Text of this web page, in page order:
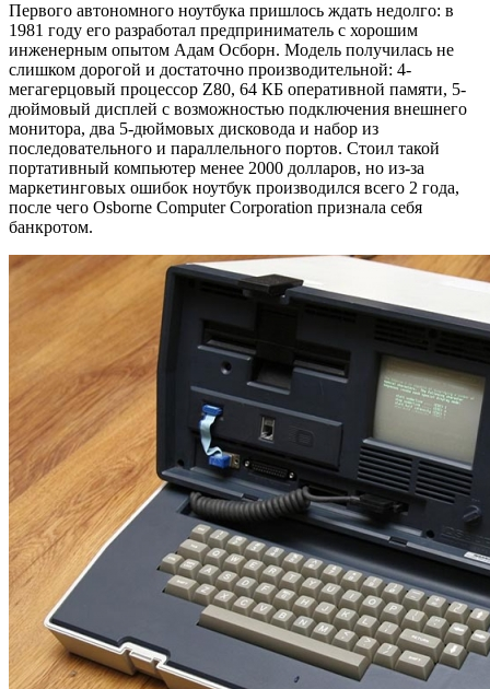
Первого автономного ноутбука пришлось ждать недолго: в
1981 году его разработал предприниматель с хорошим
инженерным опытом Адам Осборн. Модель получилась не
слишком дорогой и достаточно производительной: 4-
мегагерцовый процессор Z80, 64 КБ оперативной памяти, 5-
дюймовый дисплей с возможностью подключения внешнего
монитора, два 5-дюймовых дисковода и набор из
последовательного и параллельного портов. Стоил такой
портативный компьютер менее 2000 долларов, но из-за
маркетинговых ошибок ноутбук производился всего 2 года,
после чего Osborne Computer Corporation признала себя
банкротом.